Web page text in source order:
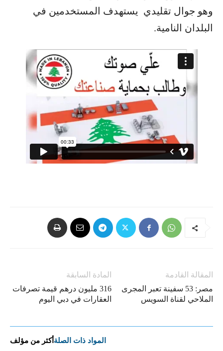
وهو جوال تقليدي يستهدف المستخدمين في
البلدان النامية.
المادة السابقة
316 مليون درهم قيمة تصرفات
العقارات في دبي اليوم
المقالة القادمة
مصر: 53 سفينة تعبر المجرى
الملاحي لقناة السويس
المواد ذات الصلة أكثر من مؤلف